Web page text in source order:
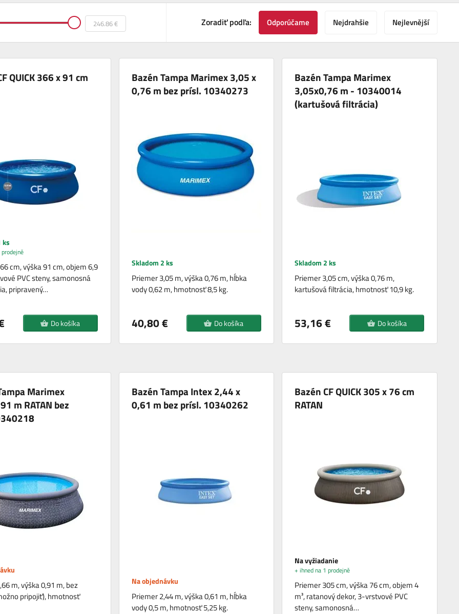
Zoradiť podľa: Odporúčame Nejdrahšie Nejlevnější
QUICK 366 x 91 cm
ks
cm, výška 91 cm, objem 6,9
PVC steny, samonosná
pripravený…
Do košíka
Bazén Tampa Marimex 3,05 x
0,76 m bez prísl. 10340273
Skladom 2 ks
Priemer 3,05 m, výška 0,76 m, hĺbka
vody 0,62 m, hmotnosť 8,5 kg.
40,80 € Do košíka
Bazén Tampa Marimex
3,05x0,76 m - 10340014
(kartušová filtrácia)
Skladom 2 ks
Priemer 3,05 cm, výška 0,76 m,
kartušová filtrácia, hmotnosť 10,9 kg.
53,16 € Do košíka
Marimex
m RATAN bez
m, výška 0,91 m, bez
pripojiť), hmotnosť
Bazén Tampa Intex 2,44 x
0,61 m bez prísl. 10340262
Na objednávku
Priemer 2,44 m, výška 0,61 m, hĺbka
vody 0,5 m, hmotnosť 5,25 kg.
Bazén CF QUICK 305 x 76 cm
RATAN
Na vyžiadanie
+ ihned na 1 prodejně
Priemer 305 cm, výška 76 cm, objem 4
m³, ratanový dekor, 3-vrstvové PVC
steny, samonosná…